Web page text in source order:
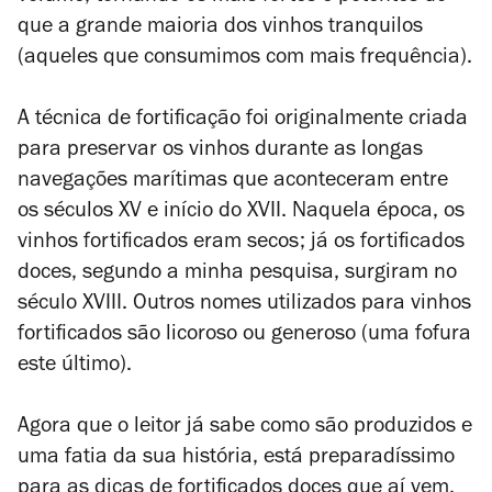
que a grande maioria dos vinhos tranquilos
(aqueles que consumimos com mais frequência).
A técnica de fortificação foi originalmente criada
para preservar os vinhos durante as longas
navegações marítimas que aconteceram entre
os séculos XV e início do XVII. Naquela época, os
vinhos fortificados eram secos; já os fortificados
doces, segundo a minha pesquisa, surgiram no
século XVIII. Outros nomes utilizados para vinhos
fortificados são licoroso ou generoso (uma fofura
este último).
Agora que o leitor já sabe como são produzidos e
uma fatia da sua história, está preparadíssimo